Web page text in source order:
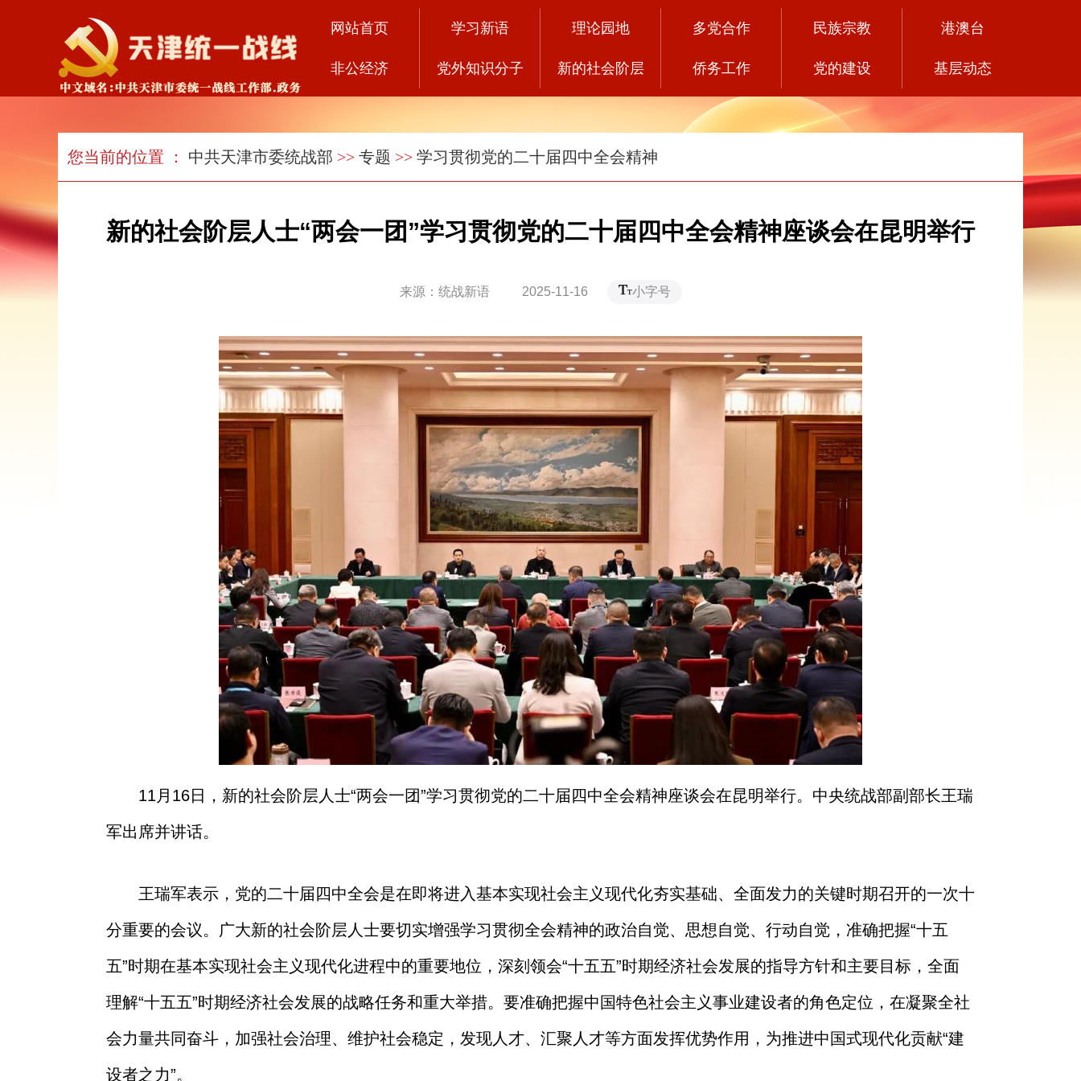
网站首页
非公经济
学习新语
党外知识分子
理论园地
新的社会阶层
多党合作
侨务工作
民族宗教
党的建设
港澳台
基层动态
您当前的位置 ： 中共天津市委统战部 >> 专题 >> 学习贯彻党的二十届四中全会精神
新的社会阶层人士“两会一团”学习贯彻党的二十届四中全会精神座谈会在昆明举行
来源：统战新语 2025-11-16 小字号
11 月 16日，新的社会阶层人士“两会一团”学习贯彻党的二十届四中全会精神座谈会在昆明举行。中央统战部副部长王瑞
军出席并讲话。
王瑞军表示，党的二十届四中全会是在即将进入基本实现社会主义现代化夯实基础、全面发力的关键时期召开的一次十
分重要的会议。广大新的社会阶层人士要切实增强学习贯彻全会精神的政治自觉、思想自觉、行动自觉，准确把握“十五
五”时期在基本实现社会主义现代化进程中的重要地位，深刻领会“十五五”时期经济社会发展的指导方针和主要目标，全面
理解“十五五”时期经济社会发展的战略任务和重大举措。要准确把握中国特色社会主义事业建设者的角色定位，在凝聚全社
会力量共同奋斗，加强社会治理、维护社会稳定，发现人才、汇聚人才等方面发挥优势作用，为推进中国式现代化贡献“建
设者之力”。